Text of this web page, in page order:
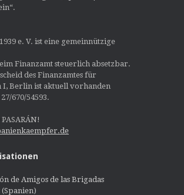
e. V. ist eine gemeinnützige
Finanzamt steuerlich absetzbar.
des Finanzamtes für
I, Berlin ist aktuell vorhanden
670/54593.
de Amigos de las Brigadas